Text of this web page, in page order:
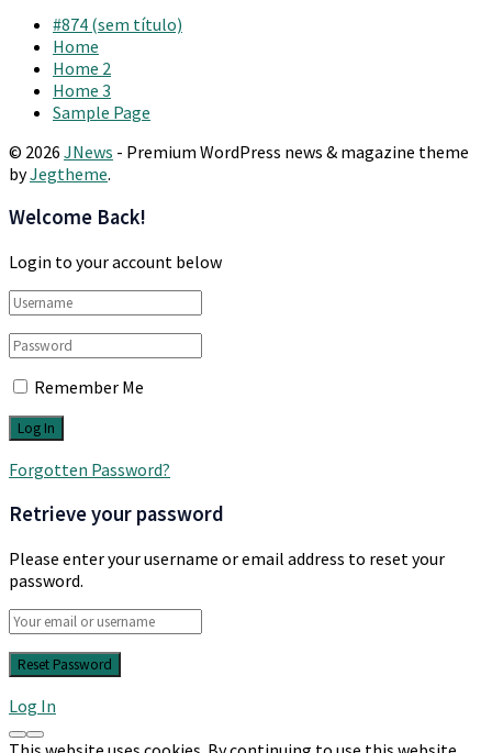
#874 (sem título)
Home
Home 2
Home 3
Sample Page
© 2026 JNews - Premium WordPress news & magazine theme
byJegtheme.
Welcome Back!
Login to your account below
Remember Me
Forgotten Password?
Retrieve your password
Please enter your username or email address to reset your
password.
Log In